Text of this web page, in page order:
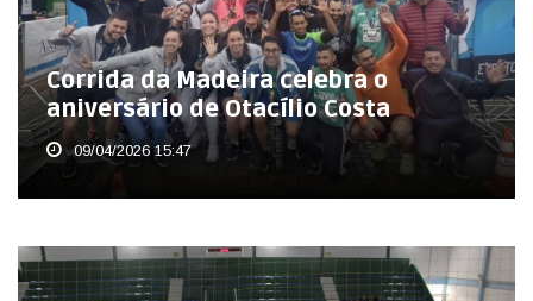
Corrida da Madeira celebra o
aniversário de Otacílio Costa
09/04/2026 15:47